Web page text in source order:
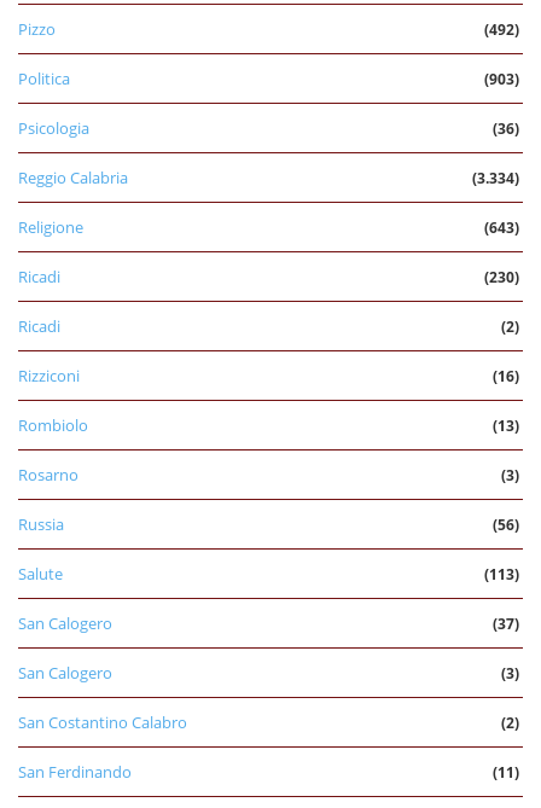
Pizzo (492)
Politica (903)
Psicologia (36)
Reggio Calabria (3.334)
Religione (643)
Ricadi (230)
Ricadi (2)
Rizziconi (16)
Rombiolo (13)
Rosarno (3)
Russia (56)
Salute (113)
San Calogero (37)
San Calogero (3)
San Costantino Calabro (2)
San Ferdinando (11)